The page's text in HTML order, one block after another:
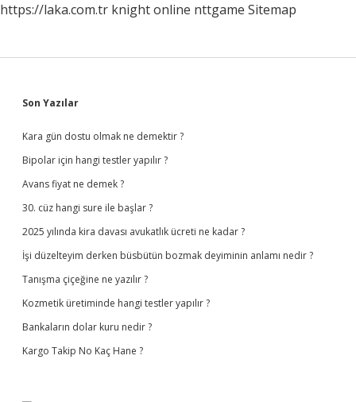
https://laka.com.tr knight online nttgame Sitemap
Sidebar
Son Yazılar
Kara gün dostu olmak ne demektir ?
Bipolar için hangi testler yapılır ?
Avans fiyat ne demek ?
30. cüz hangi sure ile başlar ?
2025 yılında kira davası avukatlık ücreti ne kadar ?
İşi düzelteyim derken büsbütün bozmak deyiminin anlamı nedir ?
Tanışma çiçeğine ne yazılır ?
Kozmetik üretiminde hangi testler yapılır ?
Bankaların dolar kuru nedir ?
Kargo Takip No Kaç Hane ?